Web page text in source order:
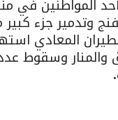
المواطنين في
وتدمير جزء كبير
المعادي
والمنار وسقوط
.